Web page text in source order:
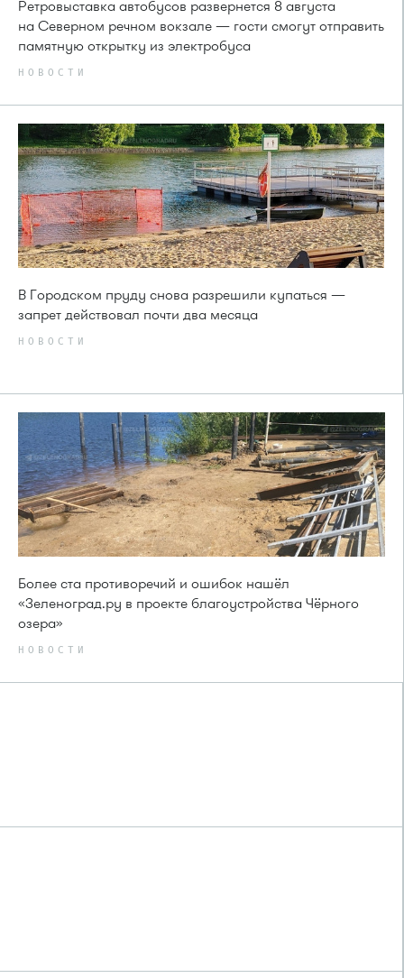
Ретровыставка автобусов развернется 8 августа
на Северном речном вокзале — гости смогут отправить
памятную открытку из электробуса
НОВОСТИ
В Городском пруду снова разрешили купаться —
запрет действовал почти два месяца
НОВОСТИ
Более ста противоречий и ошибок нашёл
«Зеленоград.ру в проекте благоустройства Чёрного
озера»
НОВОСТИ